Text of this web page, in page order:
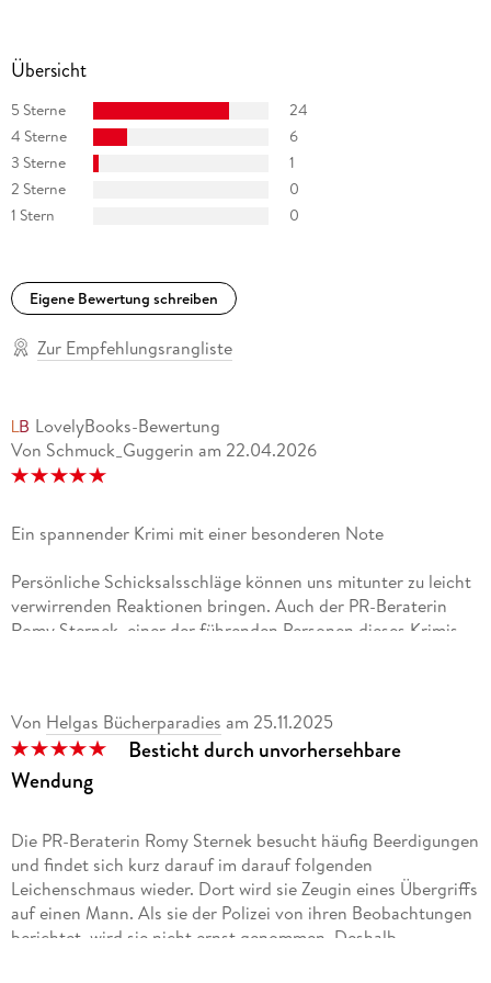
Übersicht
5 Sterne
24
4 Sterne
6
3 Sterne
1
2 Sterne
0
1 Stern
0
Eigene Bewertung schreiben
Zur Empfehlungsrangliste
LovelyBooks-Bewertung
Von Schmuck_Guggerin am 22.04.2026
Ein spannender Krimi mit einer besonderen Note
Persönliche Schicksalsschläge können uns mitunter zu leicht
verwirrenden Reaktionen bringen. Auch der PR-Beraterin
Romy Sternek, einer der führenden Personen dieses Krimis,
nicht auch noch gesehen hätte, wie während der Beerdigung
eines Mordopfers ein tätlicher Angriff geschieht. Aus dieser
kurzen Schilderung lässt sich schon das Besondere dieses
Krimis erkennen. Absurdes wird von weiteren Ansammlungen
diesen Krimi zu dem was er sein will. Dass die Stadt Frankfurt
als Schauplatz dient ist eine gute Wahl, aber dennoch kann
ich mir das Geschehen ebenso an einem anderen Ort
vorstellen.Mir hat gefallen, dass eine Fülle von Gegensätzen
die Handlung mittragen, zum Beispiel ein Friedhof, der kein
Von Helgas Bücherparadies am 25.11.2025
Besticht durch unvorhersehbare
Wendung
Die PR-Beraterin Romy Sternek besucht häufig Beerdigungen
und findet sich kurz darauf im darauf folgenden
Leichenschmaus wieder. Dort wird sie Zeugin eines Übergriffs
auf einen Mann. Als sie der Polizei von ihren Beobachtungen
berichtet, wird sie nicht ernst genommen. Deshalb